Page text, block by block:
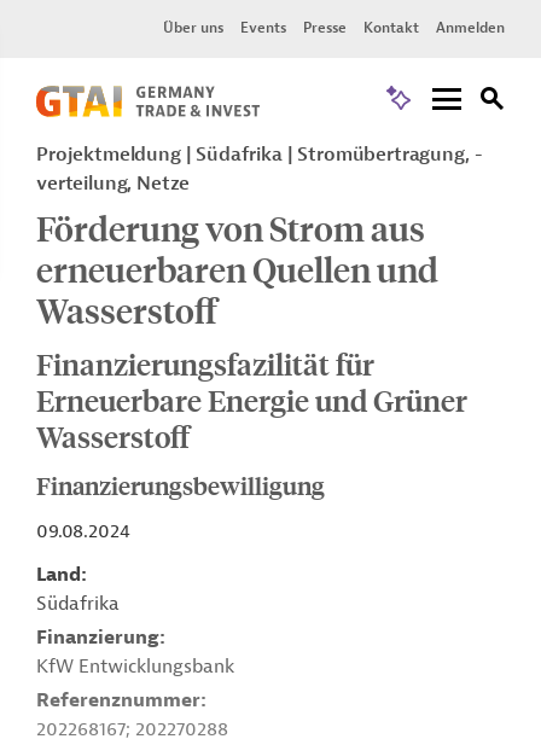
Über uns Events Presse Kontakt Anmelden
Projektmeldung Südafrika
Stromübertragung, -
verteilung, Netze
Förderung von Strom aus
erneuerbaren Quellen und
Wasserstoff
Finanzierungsfazilität für
Erneuerbare Energie und Grüner
Wasserstoff
Finanzierungsbewilligung
09.08.2024
Land
Südafrika
Finanzierung
KfW Entwicklungsbank
Referenznummer
202268167; 202270288